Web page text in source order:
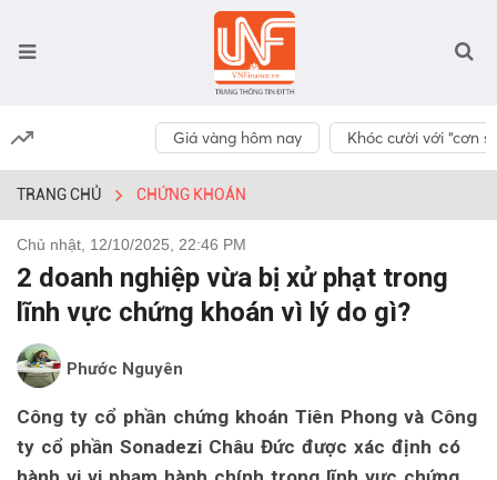
Giá vàng hôm nay Khóc cười với “cơn
TRANG CHỦ CHỨNG KHOÁN
Chủ nhật, 12/10/2025, 22:46 PM
2 doanh nghiệp vừa bị xử phạt trong
lĩnh vực chứng khoán vì lý do gì?
Phước Nguyên
Công ty cổ phần chứng khoán Tiên Phong và Công
ty cổ phần Sonadezi Châu Đức được xác định có